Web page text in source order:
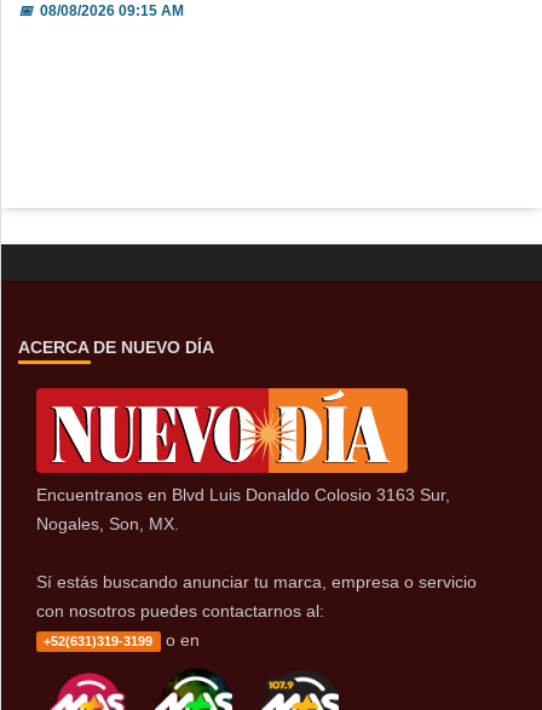
📅08/08/2026 09:15 AM
ACERCA DE NUEVO DÍA
Encuentranos en Blvd Luis Donaldo Colosio 3163 Sur,
Nogales, Son, MX.
Sí estás buscando anunciar tu marca, empresa o servicio
con nosotros puedes contactarnos al:
+52(631)319-3199 o en